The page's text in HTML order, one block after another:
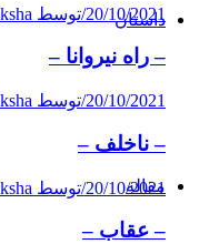
داستان
مقاله‌
20/10/2021
/توسط jalal malaksha
– راه نیروانا –
20/10/2021
/توسط jalal malaksha
– ناخلف –
20/10/2021
/توسط jalal malaksha
– عقاب –